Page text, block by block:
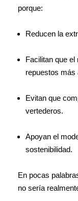
porque:
Reducen la
Facilitan que
repuestos más
Evitan que
vertederos.
Apoyan el
sostenibilidad.
En pocas
no sería